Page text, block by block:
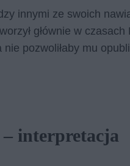
innymi ze swoich
głównie w
pozwoliłaby mu
– interpretacja